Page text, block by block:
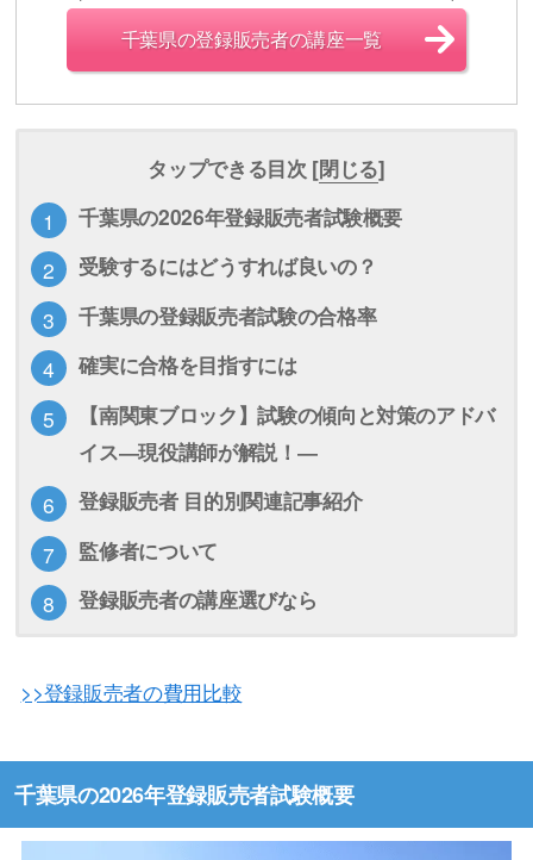
千葉県の登録販売者の講座一覧
タップできる目次 [閉じる]
千葉県の2026年登録販売者試験概要
受験するにはどうすれば良いの？
千葉県の登録販売者試験の合格率
確実に合格を目指すには
【南関東ブロック】試験の傾向と対策のアドバ
イス―現役講師が解説！―
登録販売者 目的別関連記事紹介
監修者について
登録販売者の講座選びなら
>>登録販売者の費用比較
千葉県の2026年登録販売者試験概要